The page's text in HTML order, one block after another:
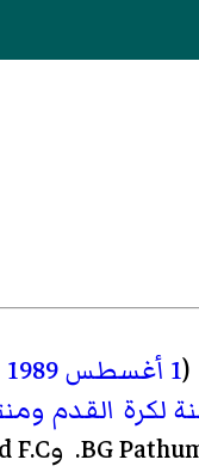
(1 أغسطس 1989
وWuachon United F.C.